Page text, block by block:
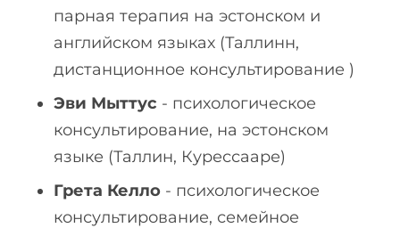
парная терапия на эстонском и
английском языках (Таллинн,
дистанционное консультирование )
Эви Мыттус - психологическое
консультирование, на эстонском
языке (Таллин, Курессааре)
Грета Келло - психологическое
консультирование, семейное